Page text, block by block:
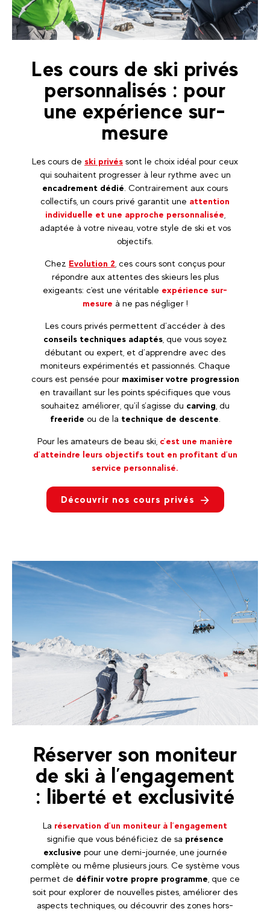
Les cours de ski privés
personnalisés : pour
une expérience sur-
mesure
Les cours de ski privés sont le choix idéal pour ceux
qui souhaitent progresser à leur rythme avec un
encadrement dédié . Contrairement aux cours
collectifs, un cours privé garantit une attention
individuelle et une approche personnalisée
adaptée à votre niveau, votre style de ski et vos
objectifs.
Chez Evolution 2 , ces cours sont conçus pour
répondre aux attentes des skieurs les plus
exigeants: c'est une véritable expérience sur-
mesure à ne pas négliger !
Les cours privés permettent d’accéder à des
conseils techniques adaptés, que vous soyez
débutant ou expert, et d’apprendre avec des
moniteurs expérimentés et passionnés. Chaque
cours est pensée pour maximiser votre progression
en travaillant sur les points spécifiques que vous
souhaitez améliorer, qu’il s’agisse du carving , du
freeride ou de la technique de descente
Pour les amateurs de beau ski, c’est une manière
d’atteindre leurs objectifs tout en profitant d’un
service personnalisé.
Découvrir nos cours privés
Réserver son moniteur
de ski à l’engagement
: liberté et exclusivité
La réservation d’un moniteur à l’engagement
signifie que vous bénéficiez de sa présence
exclusive pour une demi-journée, une journée
complète ou même plusieurs jours. Ce système vous
permet de définir votre propre programme , que ce
soit pour explorer de nouvelles pistes, améliorer des
aspects techniques, ou découvrir des zones hors-